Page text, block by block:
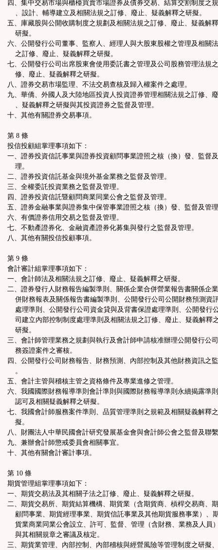
四、集中交易市場與櫃檯買賣市場證券及債券交易、結算交割制度之
、設計、輔導建立及相關法規之訂修、廢止、疑義解釋之研擬。
五、庫藏股與公開收購制度之規劃及相關法規之訂修、廢止、疑義解
研擬。
六、公開發行公司董事、監察人、經理人與大股東股權之管理及相關
之訂修、廢止、疑義解釋之研擬。
七、公開發行公司出席股東會使用委託書之管理及公司股務管理法規
修、廢止、疑義解釋之研擬。
八、證券交易市場監理、不法交易查核及歸入權案件之處理。
九、華僑、外國人及大陸地區投資人投資證券管理相關法規之訂修、
、疑義解釋之研擬與其投資證券之監督及管理。
十、其他有關證券交易事項。
第 8 條
投信投顧組掌理事項如下：
一、證券投資信託事業與證券投資顧問事業證照之核（換）發、監督
理。
二、證券投資信託基金與境外基金業務之監督及管理。
三、全權委託投資業務之監督及管理。
四、證券投資信託暨顧問商業同業公會之監督及管理。
五、證券金融事業與證券集中保管事業證照之核（換）發、監督及管
六、有價證券信用交易之監督及管理。
七、不動產證券化、金融資產證券化募集與發行之監督及管理。
八、其他有關投信投顧事項。
第 9 條
會計審計組掌理事項如下：
一、會計師法及相關法規之訂修、廢止、疑義解釋之研擬。
二、證券發行人財務報告編製準則、關係企業合併營業報告書關係企
併財務報表及關係報告書編製準則、公開發行公司公開財務預測資
處理準則、公開發行公司資金貸與及背書保證處理準則、公開發行
司建立內部控制制度處理準則及相關法規之訂修、廢止、疑義解釋
研擬。
三、會計師管理業務之規劃與執行及會計師申請核准辦理公開發行公
務簽證案件之審核。
四、公開發行公司財務報告、財務預測、內部控制及其他財務資訊之
。
五、會計主管與稽核主管之資格條件及專業進修之管理。
六、我國國際財務報導準則會計準則與國際財務報導準則永續揭露準
認可及相關疑義解釋之研擬。
七、我國會計師服務案件準則、品質管理準則之規範及相關疑義解釋
擬。
八、財團法人中華民國會計研究發展基金會與會計師公會之監督及聯
九、兼辦會計師懲戒委員會相關事宜。
十、其他有關會計審計事項。
第 10 條
期貨管理組掌理事項如下：
一、期貨交易法及其相關子法之訂修、廢止、疑義解釋之研擬。
二、期貨交易所、期貨結算機構、期貨業（含期貨商、槓桿交易商、
顧問事業、期貨經理事業、期貨信託事業及其他期貨服務事業）、
貨業商業同業公會設立、許可、監督、管理（含財務、業務及人員
與其相關規章之審議及核定。
三、期貨業管理、內部控制、內部稽核與經營風險等管理制度之研擬